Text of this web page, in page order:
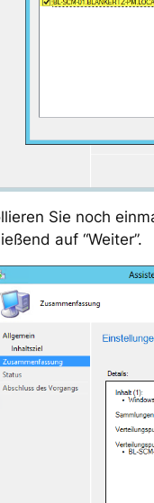
Sie noch
auf “Weiter”.